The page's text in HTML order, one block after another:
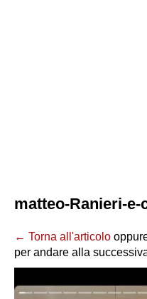
matteo-Ranieri-
← Torna all'articolo
per andare alla